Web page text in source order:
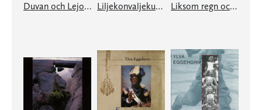
Duvan och Lejonet Liljekonvaljekungen Liksom regn och snö - möten med den nya Bibeln